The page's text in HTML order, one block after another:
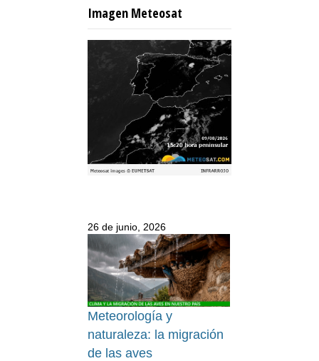
Imagen Meteosat
26 de junio, 2026
Meteorología y
naturaleza: la migración
de las aves